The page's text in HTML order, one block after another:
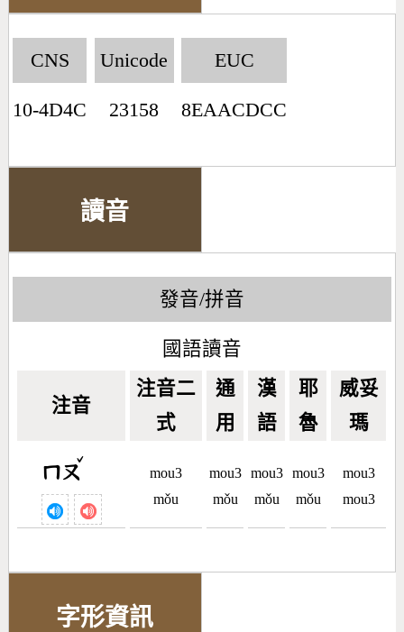
CNS
10-4D4C
Unicode
23158
EUC
8EAACDCC
讀音
發音/拼音
國語讀音
注音
注音二
式
通
用
漢
語
耶
魯
威妥
瑪
ㄇㄡ
ˇ
mou3
mǒu
mou3
mǒu
mou3
mǒu
mou3
mǒu
mou3
mou3
字形資訊